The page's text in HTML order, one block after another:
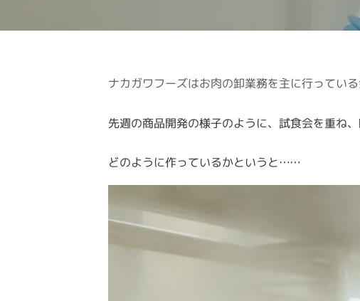
ナカガワフーズはお肉の卸業務を主に行ってい
先週の商品開発の様子のように、試食会を重ね
どのように作っているかというと……